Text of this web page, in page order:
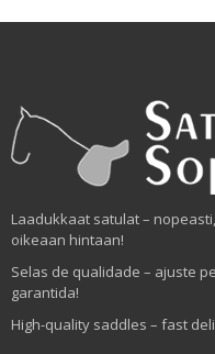
Laadukkaat satulat –
oikeaan hintaan!
Selas de qualidade – ajuste
garantida!
High-quality saddles – fast